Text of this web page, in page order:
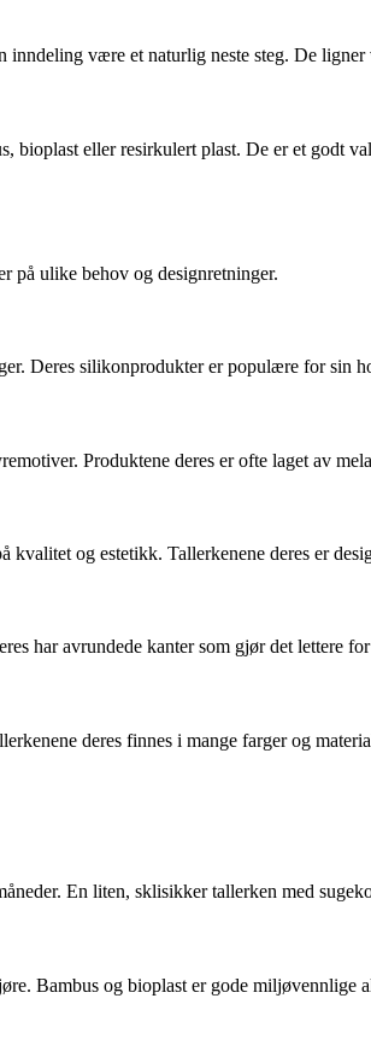
være et naturlig neste steg. De
bioplast eller resirkulert plast. De er et godt
på ulike behov og designretninger.
Deres silikonprodukter er populære for sin
Produktene deres er ofte laget av
og estetikk. Tallerkenene deres er
har avrundede kanter som gjør det lettere
deres finnes i mange farger og
En liten, sklisikker tallerken med
Bambus og bioplast er gode miljøvennlige